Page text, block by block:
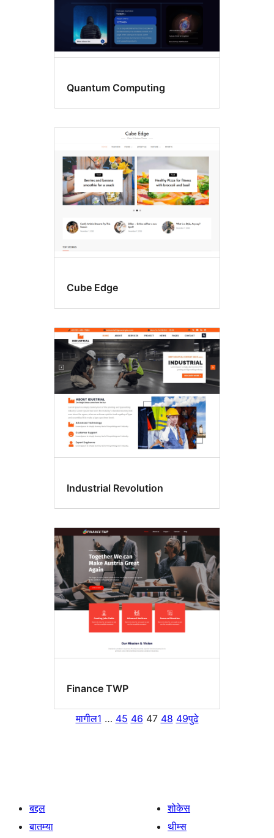
Quantum Computing
Cube Edge
Industrial Revolution
Finance TWP
मागील1 … 45 46 47 48 49पुढे
बद्दल
बातम्या
शोकेस
थीम्स